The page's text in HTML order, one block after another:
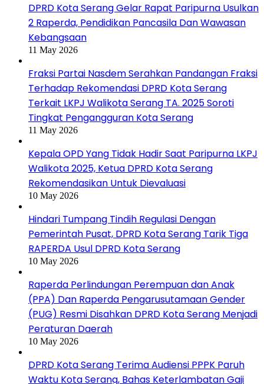
DPRD Kota Serang Gelar Rapat Paripurna Usulkan
2 Raperda, Pendidikan Pancasila Dan Wawasan
Kebangsaan
11 May 2026
Fraksi Partai Nasdem Serahkan Pandangan Fraksi
Terhadap Rekomendasi DPRD Kota Serang
Terkait LKPJ Walikota Serang TA. 2025 Soroti
Tingkat Pengangguran Kota Serang
11 May 2026
Kepala OPD Yang Tidak Hadir Saat Paripurna LKPJ
Walikota 2025, Ketua DPRD Kota Serang
Rekomendasikan Untuk Dievaluasi
10 May 2026
Hindari Tumpang Tindih Regulasi Dengan
Pemerintah Pusat, DPRD Kota Serang Tarik Tiga
RAPERDA Usul DPRD Kota Serang
10 May 2026
Raperda Perlindungan Perempuan dan Anak
(PPA) Dan Raperda Pengarusutamaan Gender
(PUG) Resmi Disahkan DPRD Kota Serang Menjadi
Peraturan Daerah
10 May 2026
DPRD Kota Serang Terima Audiensi PPPK Paruh
Waktu Kota Serang, Bahas Keterlambatan Gaji